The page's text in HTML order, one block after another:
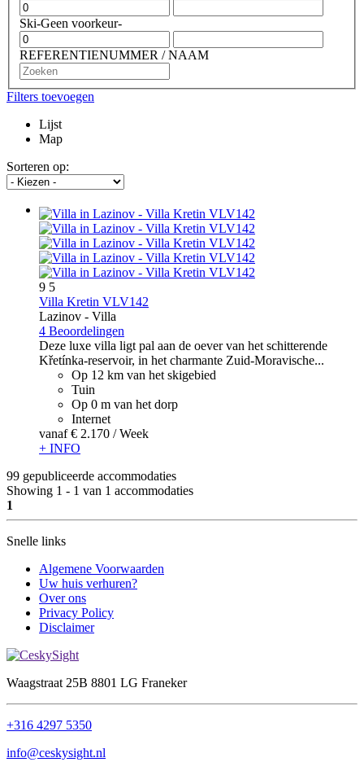
Ski-Geen voorkeur-
REFERENTIENUMMER / NAAM
Filters toevoegen
Lijst
Map
Sorteren op:
9 5
Villa Kretin VLV142
Lazinov - Villa
4 Beoordelingen
Deze luxe villa ligt pal aan de oever van het schitterende
Křetínka-reservoir, in het charmante Zuid-Moravische...
Op 12 km van het skigebied
Tuin
Op 0 m van het dorp
Internet
vanaf € 2.170 / Week
+ INFO
99 gepubliceerde accommodaties
Showing 1 - 1 van 1 accommodaties
1
Snelle links
Algemene Voorwaarden
Uw huis verhuren?
Over ons
Privacy Policy
Disclaimer
Waagstraat 25B 8801 LG Franeker
+316 4297 5350
info@ceskysight.nl